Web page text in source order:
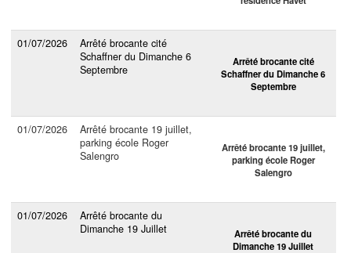
01/07/2026
Arrêté brocante cité
Schaffner du Dimanche 6
Septembre
Arrêté brocante cité
Schaffner du Dimanche 6
Septembre
01/07/2026
Arrêté brocante 19 juillet,
parking école Roger
Salengro
Arrêté brocante 19 juillet,
parking école Roger
Salengro
01/07/2026
Arrêté brocante du
Dimanche 19 Juillet
Arrêté brocante du
Dimanche 19 Juillet